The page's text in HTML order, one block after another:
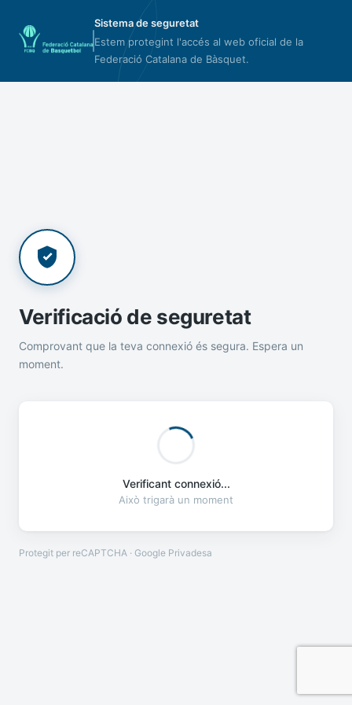
Sistema de seguretat
Estem protegint l'accés al web oficial de la
Federació Catalana de Bàsquet.
Verificació de seguretat
Comprovant que la teva connexió és segura. Espera un
moment.
Verificant connexió...
Això trigarà un moment
Protegit per reCAPTCHA · Google Privadesa